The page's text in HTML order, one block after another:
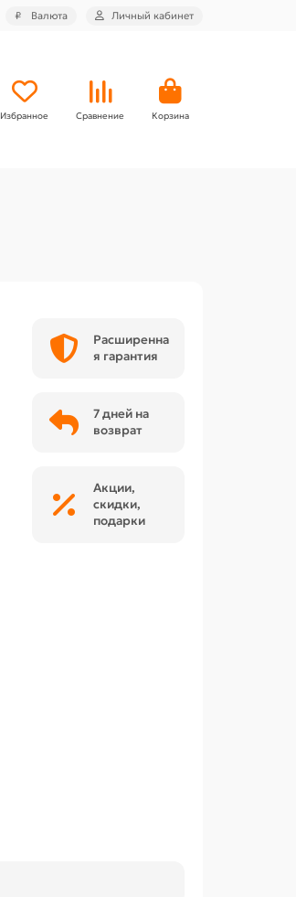
₽ Валюта Личный кабинет
Избранное Сравнение Корзина
Расширенна
я гарантия
7 дней на
возврат
Акции,
скидки,
подарки